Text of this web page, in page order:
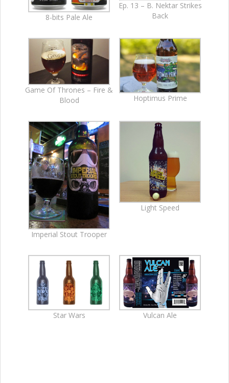
8-bits Pale Ale
Ep. 13 – B. Nektar Strikes
Back
Game Of Thrones – Fire &
Blood
Hoptimus Prime
Imperial Stout Trooper
Light Speed
Star Wars Vulcan Ale